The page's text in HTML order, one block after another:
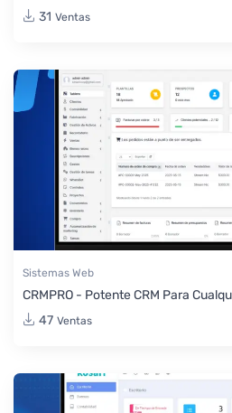
31 Ventas
Sistemas Web
CRMPRO - Potente CRM Para
47 Ventas